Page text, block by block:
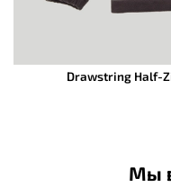
Drawstring Half-
Мы